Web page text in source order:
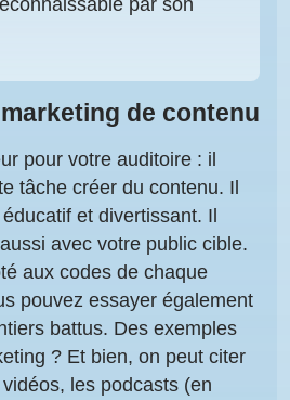
de contenu
pour votre auditoire : il
tâche créer du contenu. Il
et divertissant. Il
avec votre public cible.
aux codes de chaque
pouvez essayer également
battus. Des exemples
? Et bien, on peut citer
les podcasts (en